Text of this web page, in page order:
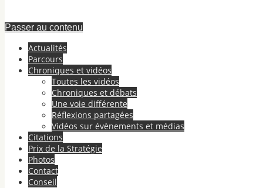
Passer au contenu
Actualités
Parcours
Chroniques et vidéos
Toutes les vidéos
Chroniques et débats
Une voie différente
Réflexions partagées
Vidéos sur évènements et médias
Citations
Prix de la Stratégie
Photos
Contact
Conseil